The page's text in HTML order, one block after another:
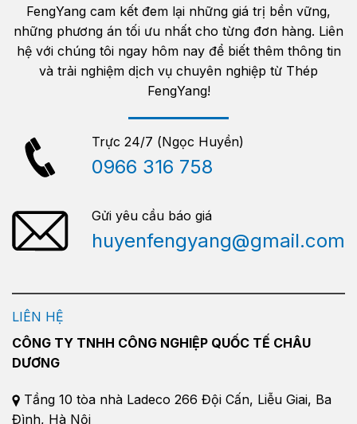
FengYang cam kết đem lại những giá trị bền vững,
những phương án tối ưu nhất cho từng đơn hàng. Liên
hệ với chúng tôi ngay hôm nay để biết thêm thông tin
và trải nghiệm dịch vụ chuyên nghiệp từ Thép
FengYang!
Trực 24/7 (Ngọc Huyền)
0966 316 758
Gửi yêu cầu báo giá
huyenfengyang@gmail.com
LIÊN HỆ
CÔNG TY TNHH CÔNG NGHIỆP QUỐC TẾ CHÂU
DƯƠNG
Tầng 10 tòa nhà Ladeco 266 Đội Cấn, Liễu Giai, Ba
Đình, Hà Nội